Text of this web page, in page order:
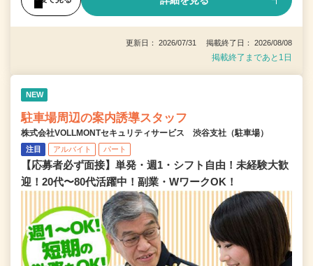
更新日： 2026/07/31 掲載終了日： 2026/08/08
掲載終了まであと1日
NEW
駐車場周辺の案内誘導スタッフ
株式会社VOLLMONTセキュリティサービス 渋谷支社（駐車場）
注目 アルバイト パート
【応募者必ず面接】単発・週1・シフト自由！未経験大歓
迎！20代〜80代活躍中！副業・WワークOK！